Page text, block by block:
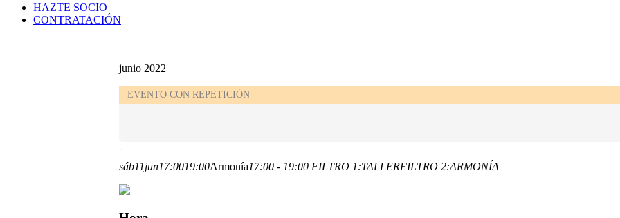
HAZTE SOCIO
CONTRATACIÓN
junio 2022
EVENTO CON REPETICIÓN
sáb11jun17:0019:00Armonía17:00 - 19:00 FILTRO 1:TALLERFILTRO 2:ARMONÍA